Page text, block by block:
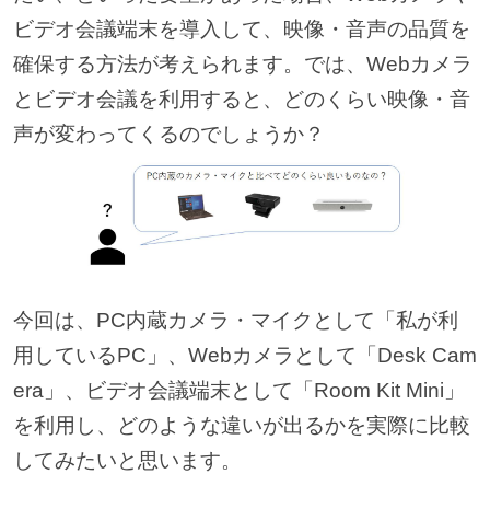
ビデオ会議端末を導入して、映像・音声の品質を
確保する方法が考えられます。では、Webカメラ
とビデオ会議を利用すると、どのくらい映像・音
声が変わってくるのでしょうか？
今回は、PC内蔵カメラ・マイクとして「私が利
用しているPC」、Webカメラとして「Desk Cam
era」、ビデオ会議端末として「Room Kit Mini」
を利用し、どのような違いが出るかを実際に比較
してみたいと思います。